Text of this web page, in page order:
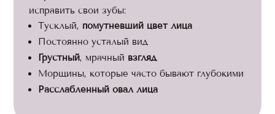
исправить свои зубы:
Тусклый, помутневший цвет лица
Постоянно усталый вид
Грустный, мрачный взгляд
Морщины, которые часто бывают глубокими
Расслабленный овал лица